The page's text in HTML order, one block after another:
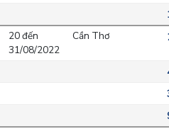
20 đến
31/08/2022
Cần Thơ